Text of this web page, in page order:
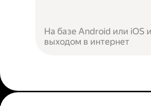
На базе Android или iOS
выходом в интернет